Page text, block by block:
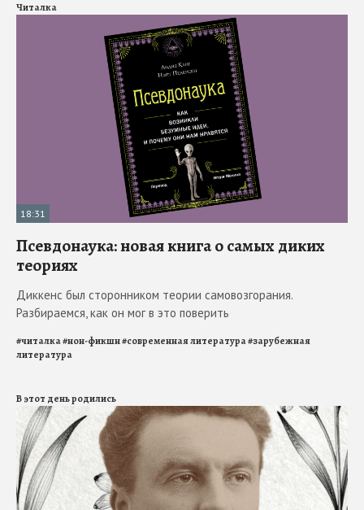
Читалка
18:31
Псевдонаука: новая книга о самых диких
теориях
Диккенс был сторонником теории самовозгорания.
Разбираемся, как он мог в это поверить
#читалка#нон-фикшн#современная литература#зарубежная
литература
В этот день родились